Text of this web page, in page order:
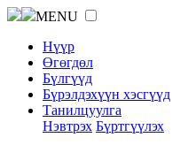
MENU
Нүүр
Өгөгдөл
Бүлгүүд
Бүрэлдэхүүн хэсгүүд
Танилцуулга
Нэвтрэх Бүртгүүлэх